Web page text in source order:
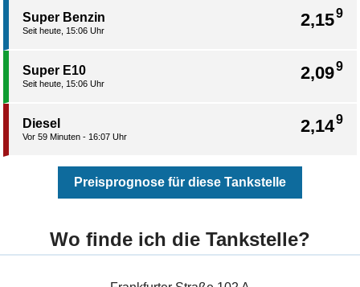
2,159
Super Benzin
Seit heute, 15:06 Uhr
2,099
Super E10
Seit heute, 15:06 Uhr
2,149
Diesel
Vor 59 Minuten - 16:07 Uhr
Preisprognose für diese Tankstelle
Wo finde ich die Tankstelle?